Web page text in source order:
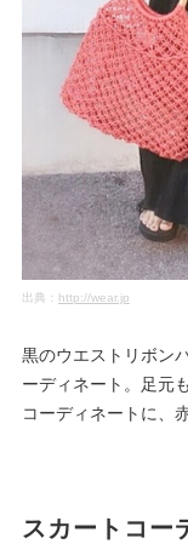
出典： http://wear.jp
黒のウエストリボン
ーディネート。足元
コーディネートに、
スカートコー